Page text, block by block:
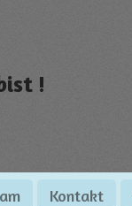
!
Kontakt